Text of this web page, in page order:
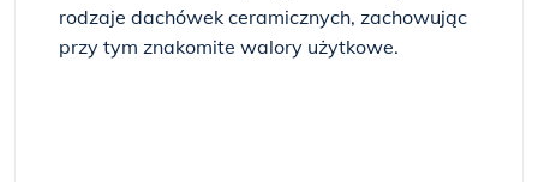
rodzaje dachówek ceramicznych, zachowując
przy tym znakomite walory użytkowe.